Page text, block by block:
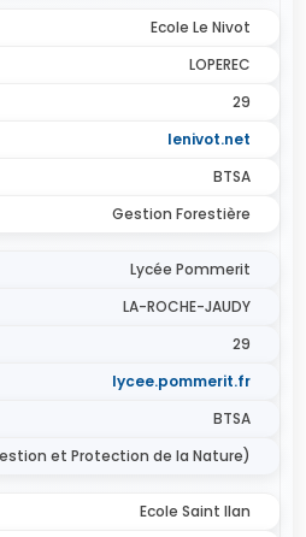
Ecole Le Nivot
LOPEREC
29
lenivot.net
BTSA
Gestion Forestière
Lycée Pommerit
LA-ROCHE-JAUDY
29
lycee.pommerit.fr
BTSA
et Protection de la Nature)
Ecole Saint Ilan